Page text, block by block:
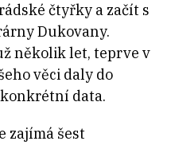
čtyřky a začít s
Dukovany.
několik let, teprve v
věci daly do
data.
zajímá šest